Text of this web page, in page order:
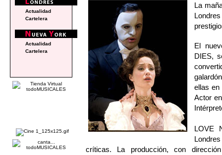
La
El
DIES,
ellas
Actor
LOVE
críticas. La producción, con
Actualidad
Cartelera
Actualidad
Cartelera